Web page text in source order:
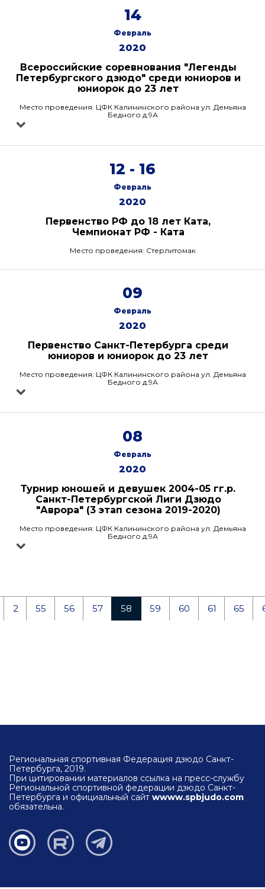
14
Февраль
2020
Всероссийские соревнования "Легенды
Петербургского дзюдо" среди юниоров и
юниорок до 23 лет
Место проведения: ЦФК Калининского района ул. Демьяна
Бедного д.9А
12 - 16
Февраль
2020
Первенство РФ до 18 лет Ката,
Чемпионат РФ - Ката
Место проведения: Стерлитомак
09
Февраль
2020
Первенство Санкт-Петербурга среди
юниоров и юниорок до 23 лет
Место проведения: ЦФК Калининского района ул. Демьяна
Бедного д.9А
08
Февраль
2020
Турнир юношей и девушек 2004-05 гг.р.
Санкт-Петербургской Лиги Дзюдо
"Аврора" (3 этап сезона 2019-2020)
Место проведения: ЦФК Калининского района ул. Демьяна
Бедного д.9А
2 55 56 57 58 59 60 61 65
Региональная спортивная Федерация дзюдо Санкт-
Петербурга, 2019.
При цитировании материалов ссылка на пресс-службу
Региональной спортивной федерации дзюдо Санкт-
Петербурга и официальный сайт wwww.spbjudo.com
обязательна.